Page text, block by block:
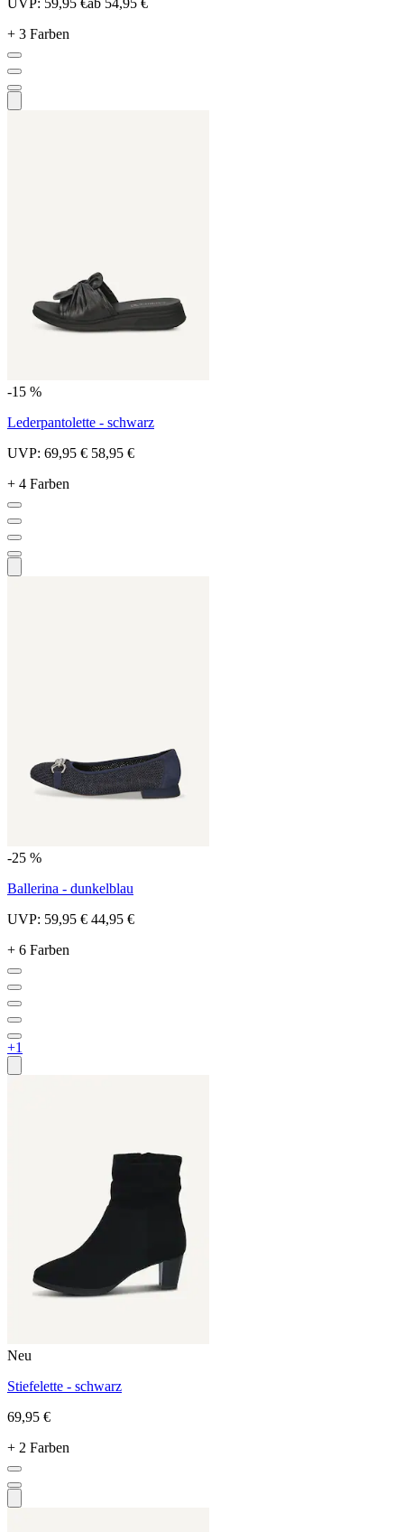
UVP: 59,95 €ab 54,95 €
+ 3 Farben
-15 %
Lederpantolette - schwarz
UVP: 69,95 € 58,95 €
+ 4 Farben
-25 %
Ballerina - dunkelblau
UVP: 59,95 € 44,95 €
+ 6 Farben
+1
Neu
Stiefelette - schwarz
69,95 €
+ 2 Farben